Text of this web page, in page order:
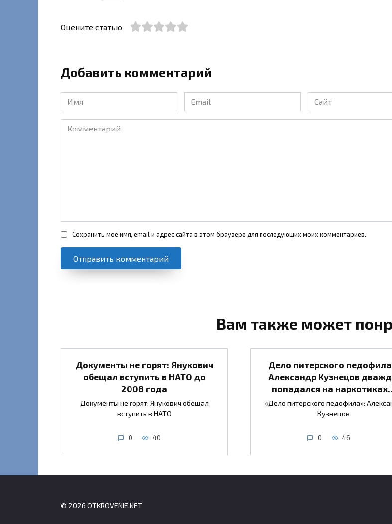
Оцените статью
Добавить комментарий
Имя
*
Email
*
Сайт
Комментарий
Сохранить моё имя, email и адрес сайта в этом браузере для последующих моих комментариев.
Вам также может
Документы не горят: Янукович
обещал вступить в НАТО до
2008 года
Документы не горят: Янукович обещал
вступить в НАТО
0 40
Дело питерского
Александр Кузнецов
попадался на
«Дело питерского педофила»:
Кузнецов
0 46
© 2026 OTKROVENIE.NET